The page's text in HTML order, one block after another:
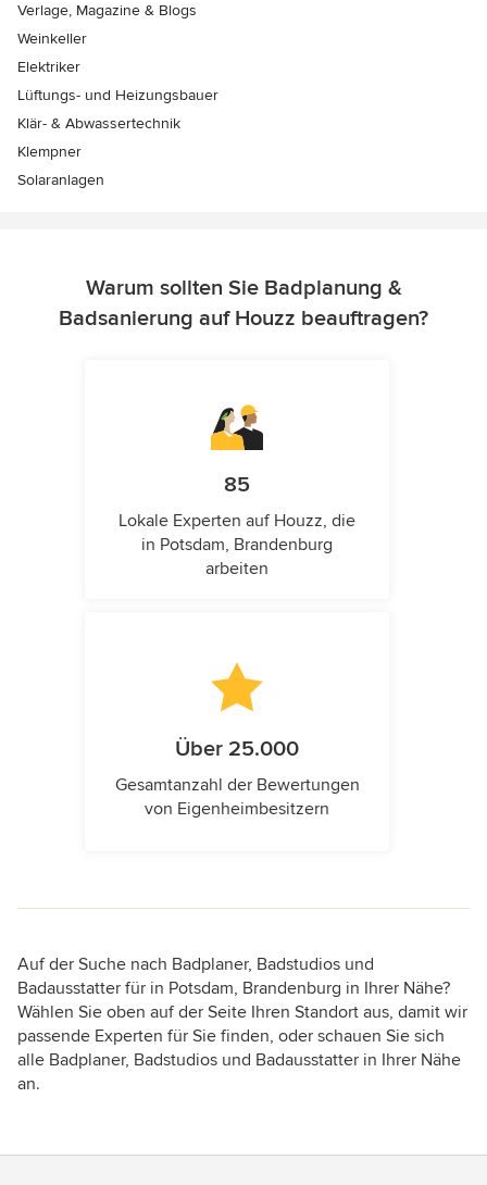
Verlage, Magazine & Blogs
Weinkeller
Elektriker
Lüftungs- und Heizungsbauer
Klär- & Abwassertechnik
Klempner
Solaranlagen
Warum sollten Sie Badplanung &
Badsanierung auf Houzz beauftragen?
85
Lokale Experten auf Houzz, die
in Potsdam, Brandenburg
arbeiten
Über 25.000
Gesamtanzahl der Bewertungen
von Eigenheimbesitzern
Auf der Suche nach Badplaner, Badstudios und
Badausstatter für in Potsdam, Brandenburg in Ihrer Nähe?
Wählen Sie oben auf der Seite Ihren Standort aus, damit wir
passende Experten für Sie finden, oder schauen Sie sich
alle Badplaner, Badstudios und Badausstatter in Ihrer Nähe
an.